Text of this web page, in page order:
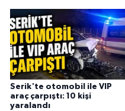
Serik'te otomobil ile VIP
araç çarpıştı: 10 kişi
yaralandı